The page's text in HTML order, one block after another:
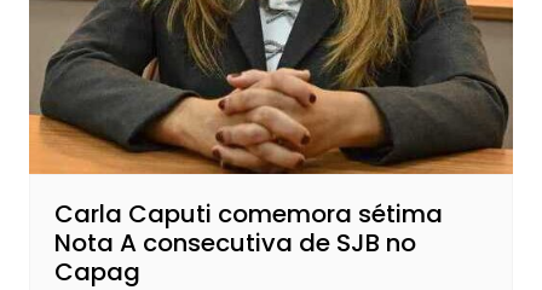
Carla Caputi comemora sétima
Nota A consecutiva de SJB no
Capag